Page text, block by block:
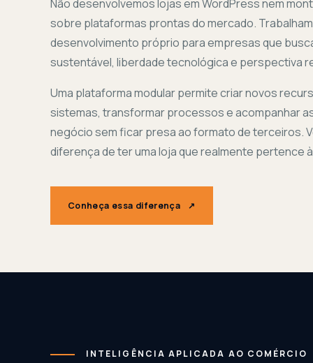
Não desenvolvemos lojas em WordPress nem
sobre plataformas prontas do mercado.
desenvolvimento próprio para empresas que
sustentável, liberdade tecnológica e perspectiva
Uma plataforma modular permite criar novos
sistemas, transformar processos e acompanhar
negócio sem ficar presa ao formato de terceiros.
diferença de ter uma loja que realmente pertence
Conheça essa diferença ↗
INTELIGÊNCIA APLICADA AO COMÉRCIO